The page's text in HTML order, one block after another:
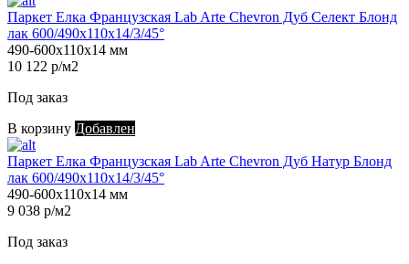
Паркет Елка Французская Lab Arte Chevron Дуб Селект Блонд
лак 600/490х110х14/3/45°
490-600х110х14 мм
10 122 р/м2
Под заказ
В корзину Добавлен
Паркет Елка Французская Lab Arte Chevron Дуб Натур Блонд
лак 600/490х110х14/3/45°
490-600х110х14 мм
9 038 р/м2
Под заказ